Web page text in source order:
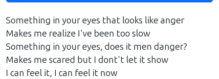
Something in your eyes that looks like anger
Makes me realize I've been too slow
Something in your eyes, does it men danger?
Makes me scared but I dont't let it show
I can feel it, I can feel it now